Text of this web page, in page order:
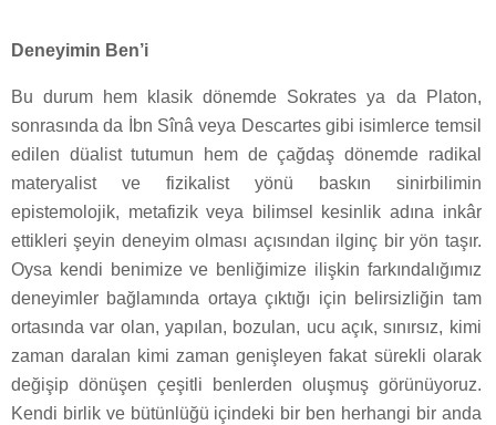
Deneyimin Ben’i
Bu durum hem klasik dönemde Sokrates ya da Platon,
sonrasında da İbn Sînâ veya Descartes gibi isimlerce temsil
edilen düalist tutumun hem de çağdaş dönemde radikal
materyalist ve fizikalist yönü baskın sinirbilimin
epistemolojik, metafizik veya bilimsel kesinlik adına inkâr
ettikleri şeyin deneyim olması açısından ilginç bir yön taşır.
Oysa kendi benimize ve benliğimize ilişkin farkındalığımız
deneyimler bağlamında ortaya çıktığı için belirsizliğin tam
ortasında var olan, yapılan, bozulan, ucu açık, sınırsız, kimi
zaman daralan kimi zaman genişleyen fakat sürekli olarak
değişip dönüşen çeşitli benlerden oluşmuş görünüyoruz.
Kendi birlik ve bütünlüğü içindeki bir ben herhangi bir anda